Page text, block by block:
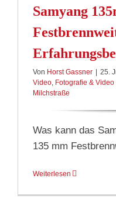
Samyang
Von Horst Gassner 25.
Video, Fotografie & Video
Milchstraße
Was kann das
135 mm
Weiterlesen